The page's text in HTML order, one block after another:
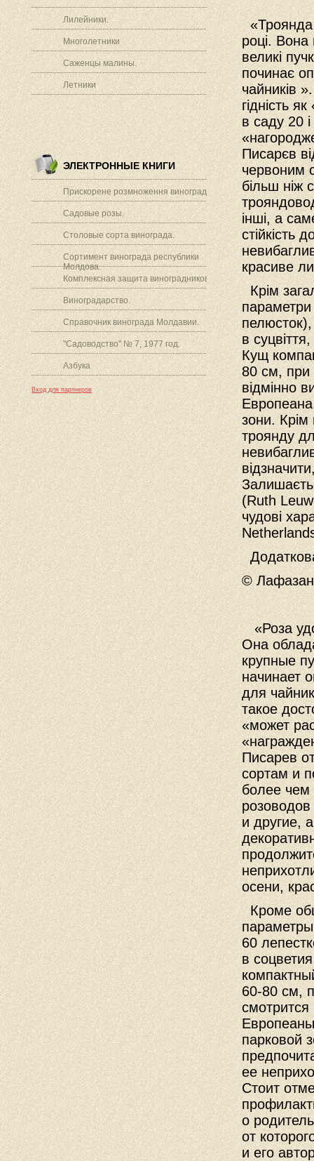
Лилейники.
Многолетники
Саженцы малины.
Летники
ЭЛЕКТРОННЫЕ КНИГИ
Прискорене розмноження винограду.
Садовые розы.
Столовые сорта винограда.
Сортимент винограда республики
Молдова.
Комплексная защита виноградников.
Виноградарство.
Справочник винограда Молдавии.
"Садоводство" № 7, 1977 год.
Азбука
Вход для партнеров
«Троянда
році.
великі
починає
чайників
гідність
в саду 20
Писарєв
червоним
більш ніж
інші, а
стійкість
красиве
Крім
параметри
пелюсток),
в
Кущ
80 см, при
відмінно
зони.
троянду
(Ruth
чудові
©
«Роза
Она
крупные
начинает
для
такое
«может
Писарев
сортам и
более чем
и другие,
осени,
Кроме
60
в
60-80 см,
парковой
ее
Стоит
о
от
и его